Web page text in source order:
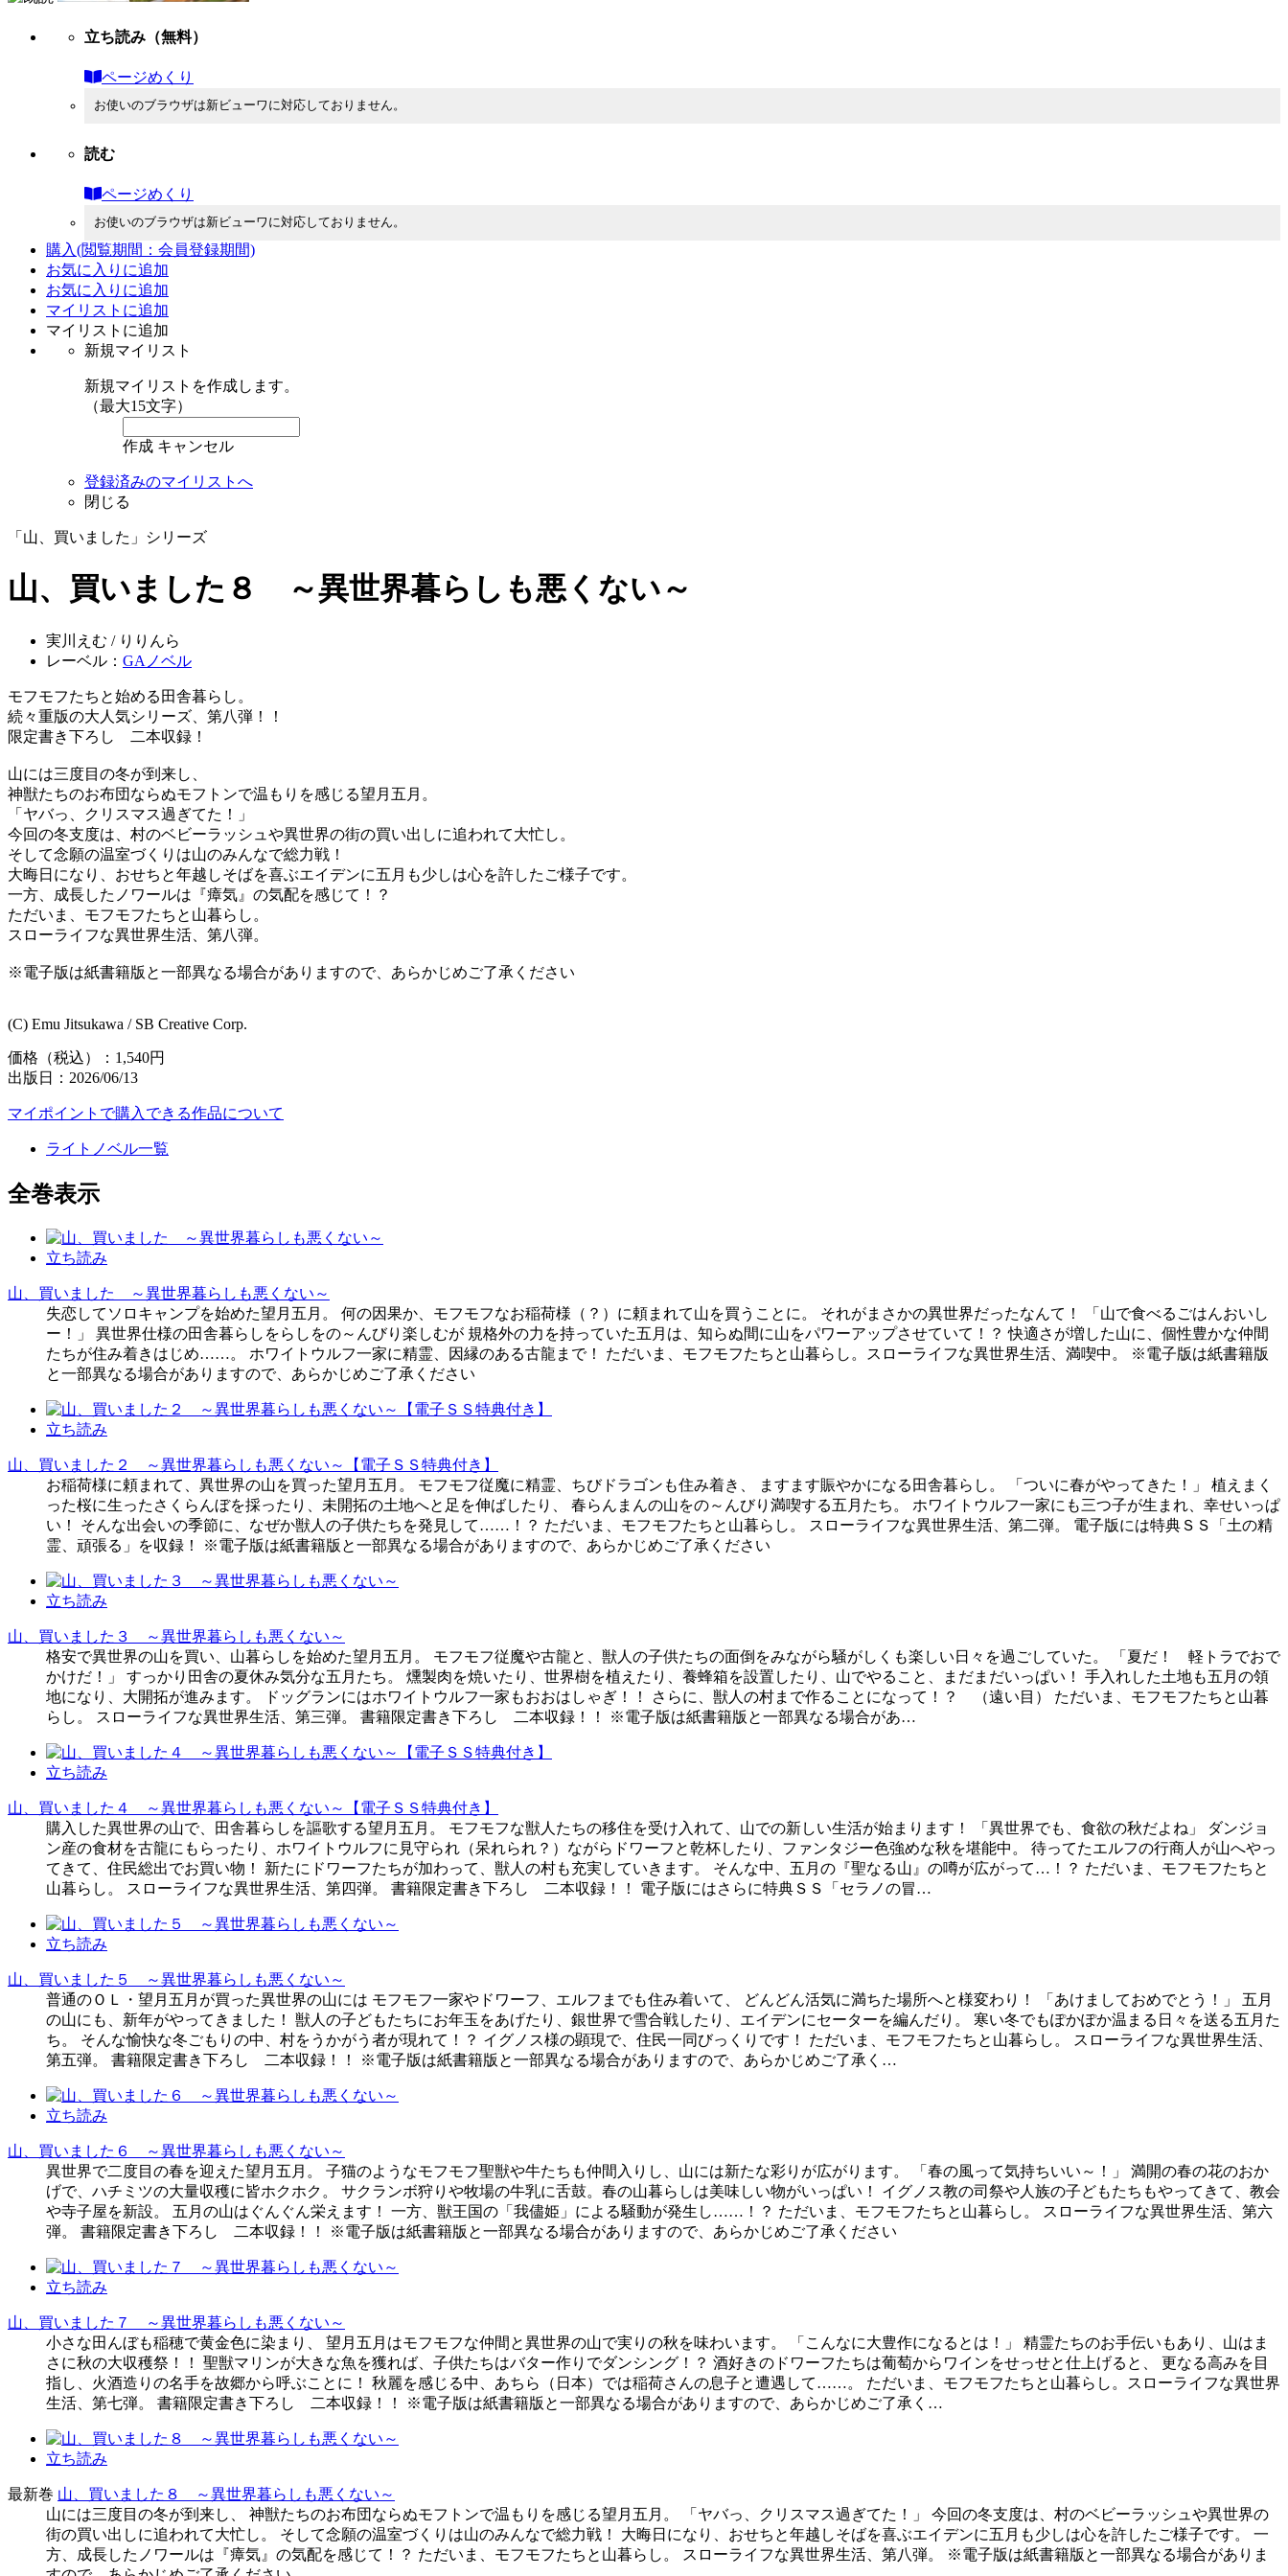
立ち読み （無料）
ページめくり
お使いのブラウザは新ビューワに対応しておりません。
読む
ページめくり
お使いのブラウザは新ビューワに対応しておりません。
購入(閲覧期間：会員登録期間)
お気に入りに追加
お気に入りに追加
マイリストに追加
マイリストに追加
新規マイリスト
新規マイリストを作成します。
（最大15文字）
作成 キャンセル
登録済みのマイリストへ
閉じる
「山、買いました」シリーズ
山、買いました８ ～異世界暮らしも悪くない～
実川えむ / りりんら
レーベル： GAノベル
モフモフたちと始める田舎暮らし。
続々重版の大人気シリーズ、第八弾！！
限定書き下ろし 二本収録！
山には三度目の冬が到来し、
神獣たちのお布団ならぬモフトンで温もりを感じる望月五月。
「ヤバっ、クリスマス過ぎてた！」
今回の冬支度は、村のベビーラッシュや異世界の街の買い出しに追われて大忙し。
そして念願の温室づくりは山のみんなで総力戦！
大晦日になり、おせちと年越しそばを喜ぶエイデンに五月も少しは心を許したご様子です。
一方、成長したノワールは『瘴気』の気配を感じて！？
ただいま、モフモフたちと山暮らし。
スローライフな異世界生活、第八弾。
※電子版は紙書籍版と一部異なる場合がありますので、あらかじめご了承ください
(C) Emu Jitsukawa / SB Creative Corp.
価格（税込）：1,540円
出版日：2026/06/13
マイポイントで購入できる作品について
ライトノベル一覧
全巻表示
立ち読み
山、買いました ～異世界暮らしも悪くない～
失恋してソロキャンプを始めた望月五月。 何の因果か、モフモフなお稲荷様（？）に頼まれて山を買うことに。 それがまさかの異世界だったなんて！ 「山で食べるごはんおいし
ー！」 異世界仕様の田舎暮らしをらしをの～んびり楽しむが 規格外の力を持っていた五月は、知らぬ間に山をパワーアップさせていて！？ 快適さが増した山に、個性豊かな仲間
たちが住み着きはじめ……。 ホワイトウルフ一家に精霊、因縁のある古龍まで！ ただいま、モフモフたちと山暮らし。スローライフな異世界生活、満喫中。 ※電子版は紙書籍版
と一部異なる場合がありますので、あらかじめご了承ください
立ち読み
山、買いました２ ～異世界暮らしも悪くない～【電子ＳＳ特典付き】
お稲荷様に頼まれて、異世界の山を買った望月五月。 モフモフ従魔に精霊、ちびドラゴンも住み着き、 ますます賑やかになる田舎暮らし。 「ついに春がやってきた！」 植えまく
った桜に生ったさくらんぼを採ったり、未開拓の土地へと足を伸ばしたり、 春らんまんの山をの～んびり満喫する五月たち。 ホワイトウルフ一家にも三つ子が生まれ、幸せいっぱ
い！ そんな出会いの季節に、なぜか獣人の子供たちを発見して……！？ ただいま、モフモフたちと山暮らし。 スローライフな異世界生活、第二弾。 電子版には特典ＳＳ「土の精
霊、頑張る」を収録！ ※電子版は紙書籍版と一部異なる場合がありますので、あらかじめご了承ください
立ち読み
山、買いました３ ～異世界暮らしも悪くない～
格安で異世界の山を買い、山暮らしを始めた望月五月。 モフモフ従魔や古龍と、獣人の子供たちの面倒をみながら騒がしくも楽しい日々を過ごしていた。 「夏だ！ 軽トラでおで
かけだ！」 すっかり田舎の夏休み気分な五月たち。 燻製肉を焼いたり、世界樹を植えたり、養蜂箱を設置したり、山でやること、まだまだいっぱい！ 手入れした土地も五月の領
地になり、大開拓が進みます。 ドッグランにはホワイトウルフ一家もおおはしゃぎ！！ さらに、獣人の村まで作ることになって！？ （遠い目） ただいま、モフモフたちと山暮
らし。 スローライフな異世界生活、第三弾。 書籍限定書き下ろし 二本収録！！ ※電子版は紙書籍版と一部異なる場合があ…
立ち読み
山、買いました４ ～異世界暮らしも悪くない～【電子ＳＳ特典付き】
購入した異世界の山で、田舎暮らしを謳歌する望月五月。 モフモフな獣人たちの移住を受け入れて、山での新しい生活が始まります！ 「異世界でも、食欲の秋だよね」 ダンジョ
ン産の食材を古龍にもらったり、ホワイトウルフに見守られ（呆れられ？）ながらドワーフと乾杯したり、ファンタジー色強めな秋を堪能中。 待ってたエルフの行商人が山へやっ
てきて、住民総出でお買い物！ 新たにドワーフたちが加わって、獣人の村も充実していきます。 そんな中、五月の『聖なる山』の噂が広がって…！？ ただいま、モフモフたちと
山暮らし。 スローライフな異世界生活、第四弾。 書籍限定書き下ろし 二本収録！！ 電子版にはさらに特典ＳＳ「セラノの冒…
立ち読み
山、買いました５ ～異世界暮らしも悪くない～
普通のＯＬ・望月五月が買った異世界の山には モフモフ一家やドワーフ、エルフまでも住み着いて、 どんどん活気に満ちた場所へと様変わり！ 「あけましておめでとう！」 五月
の山にも、新年がやってきました！ 獣人の子どもたちにお年玉をあげたり、銀世界で雪合戦したり、エイデンにセーターを編んだり。 寒い冬でもぽかぽか温まる日々を送る五月た
ち。 そんな愉快な冬ごもりの中、村をうかがう者が現れて！？ イグノス様の顕現で、住民一同びっくりです！ ただいま、モフモフたちと山暮らし。 スローライフな異世界生活、
第五弾。 書籍限定書き下ろし 二本収録！！ ※電子版は紙書籍版と一部異なる場合がありますので、あらかじめご了承く…
立ち読み
山、買いました６ ～異世界暮らしも悪くない～
異世界で二度目の春を迎えた望月五月。 子猫のようなモフモフ聖獣や牛たちも仲間入りし、山には新たな彩りが広がります。 「春の風って気持ちいい～！」 満開の春の花のおか
げで、ハチミツの大量収穫に皆ホクホク。 サクランボ狩りや牧場の牛乳に舌鼓。春の山暮らしは美味しい物がいっぱい！ イグノス教の司祭や人族の子どもたちもやってきて、教会
や寺子屋を新設。 五月の山はぐんぐん栄えます！ 一方、獣王国の「我儘姫」による騒動が発生し……！？ ただいま、モフモフたちと山暮らし。 スローライフな異世界生活、第六
弾。 書籍限定書き下ろし 二本収録！！ ※電子版は紙書籍版と一部異なる場合がありますので、あらかじめご了承ください
立ち読み
山、買いました７ ～異世界暮らしも悪くない～
小さな田んぼも稲穂で黄金色に染まり、 望月五月はモフモフな仲間と異世界の山で実りの秋を味わいます。 「こんなに大豊作になるとは！」 精霊たちのお手伝いもあり、山はま
さに秋の大収穫祭！！ 聖獣マリンが大きな魚を獲れば、子供たちはバター作りでダンシング！？ 酒好きのドワーフたちは葡萄からワインをせっせと仕上げると、 更なる高みを目
指し、火酒造りの名手を故郷から呼ぶことに！ 秋麗を感じる中、あちら（日本）では稲荷さんの息子と遭遇して……。 ただいま、モフモフたちと山暮らし。スローライフな異世界
生活、第七弾。 書籍限定書き下ろし 二本収録！！ ※電子版は紙書籍版と一部異なる場合がありますので、あらかじめご了承く…
立ち読み
最新巻 山、買いました８ ～異世界暮らしも悪くない～
山には三度目の冬が到来し、 神獣たちのお布団ならぬモフトンで温もりを感じる望月五月。 「ヤバっ、クリスマス過ぎてた！」 今回の冬支度は、村のベビーラッシュや異世界の
街の買い出しに追われて大忙し。 そして念願の温室づくりは山のみんなで総力戦！ 大晦日になり、おせちと年越しそばを喜ぶエイデンに五月も少しは心を許したご様子です。 一
方、成長したノワールは『瘴気』の気配を感じて！？ ただいま、モフモフたちと山暮らし。 スローライフな異世界生活、第八弾。 ※電子版は紙書籍版と一部異なる場合がありま